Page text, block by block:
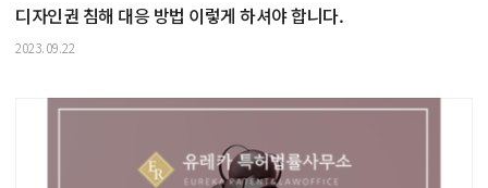
디자인권 침해 대응 방법 이렇게 하셔야 합니다.
2023.09.22